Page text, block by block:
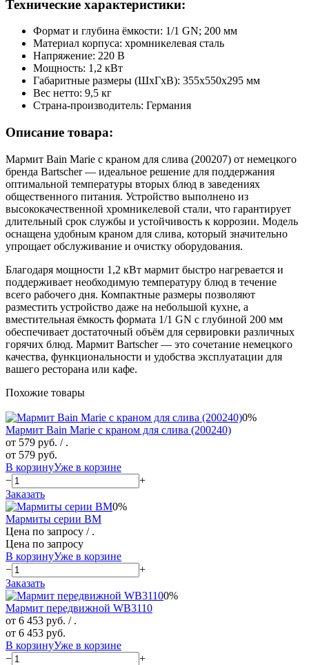
Технические характеристики:
Формат и глубина ёмкости: 1/1 GN; 200 мм
Материал корпуса: хромникелевая сталь
Напряжение: 220 В
Мощность: 1,2 кВт
Габаритные размеры (ШхГхВ): 355х550х295 мм
Вес нетто: 9,5 кг
Страна-производитель: Германия
Описание товара:
Мармит Bain Marie с краном для слива (200207) от немецкого
бренда Bartscher — идеальное решение для поддержания
оптимальной температуры вторых блюд в заведениях
общественного питания. Устройство выполнено из
высококачественной хромникелевой стали, что гарантирует
длительный срок службы и устойчивость к коррозии. Модель
оснащена удобным краном для слива, который значительно
упрощает обслуживание и очистку оборудования.
Благодаря мощности 1,2 кВт мармит быстро нагревается и
поддерживает необходимую температуру блюд в течение
всего рабочего дня. Компактные размеры позволяют
разместить устройство даже на небольшой кухне, а
вместительная ёмкость формата 1/1 GN с глубиной 200 мм
обеспечивает достаточный объём для сервировки различных
горячих блюд. Мармит Bartscher — это сочетание немецкого
качества, функциональности и удобства эксплуатации для
вашего ресторана или кафе.
Похожие товары
0%
Мармит Bain Marie с краном для слива (200240)
от 579 руб. / .
от 579 руб.
В корзинуУже в корзине
−
+
Заказать
0%
Мармиты серии BM
Цена по запросу / .
Цена по запросу
В корзинуУже в корзине
−
+
Заказать
0%
Мармит передвижной WB3110
от 6 453 руб. / .
от 6 453 руб.
В корзинуУже в корзине
−
+